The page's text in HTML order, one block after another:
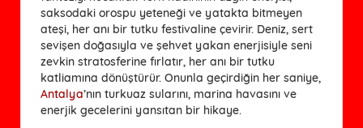
saksodaki orospu yeteneği ve yatakta bitmeyen
ateşi, her anı bir tutku festivaline çevirir. Deniz, sert
sevişen doğasıyla ve şehvet yakan enerjisiyle seni
zevkin stratosferine fırlatır, her anı bir tutku
katliamına dönüştürür. Onunla geçirdiğin her saniye,
Antalya’nın turkuaz sularını, marina havasını ve
enerjik gecelerini yansıtan bir hikaye.